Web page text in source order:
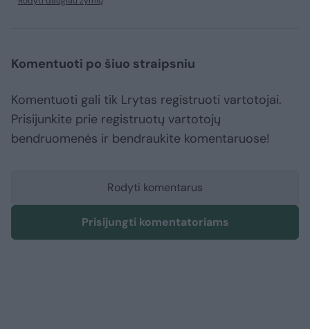
Komentuoti po šiuo straipsniu
Komentuoti gali tik Lrytas registruoti vartotojai.
Prisijunkite prie registruotų vartotojų
bendruomenės ir bendraukite komentaruose!
Rodyti komentarus
Prisijungti komentatoriams